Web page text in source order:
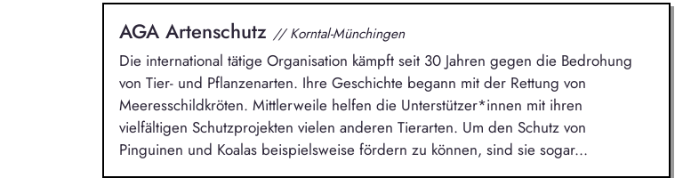
AGA Artenschutz // Korntal-Münchingen
Die international tätige Organisation kämpft seit 30 Jahren gegen die Bedrohung
von Tier- und Pflanzenarten. Ihre Geschichte begann mit der Rettung von
Meeresschildkröten. Mittlerweile helfen die Unterstützer*innen mit ihren
vielfältigen Schutzprojekten vielen anderen Tierarten. Um den Schutz von
Pinguinen und Koalas beispielsweise fördern zu können, sind sie sogar...